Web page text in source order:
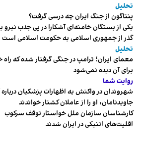
تحلیل
پنتاگون از جنگ ایران چه درسی گرفت؟
یکی از بستگان خامنه‌ای آشکارا در پی جذب نیرو
گذر از جمهوری اسلامی به حکومت اسلامی است
تحلیل
معمای ایران؛ ترامپ در جنگی گرفتار شده که
برای آن دیده نمی‌شود
روایت شما
شهروندان در واکنش به اظهارات پزشکیان درباره
جاویدنامان، او را از عاملان کشتار خواندند
کارشناسان سازمان ملل خواستار توقف سرکوب
اقلیت‌های اتنیکی در ایران شدند